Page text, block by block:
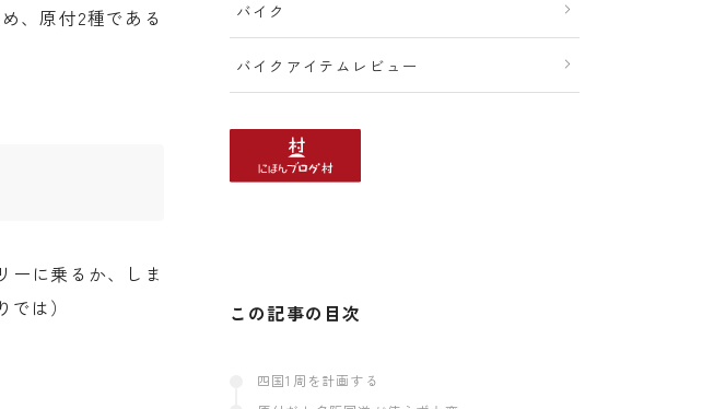
、原付2種である
ーに乗るか、しま
は）
バイク
バイクアイテムレビュー
この記事の目次
四国1周を計画する